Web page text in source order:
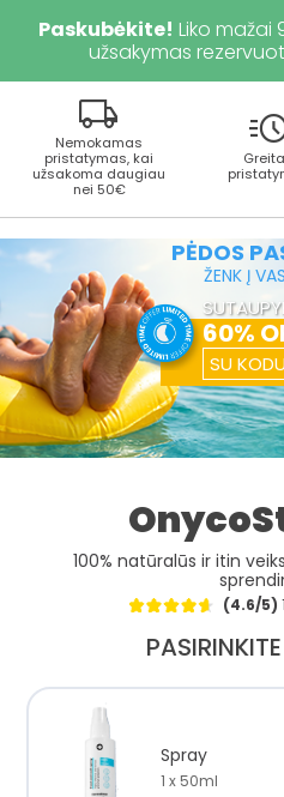
Paskubėkite! Liko mažai
užsakymas
Nemokamas
pristatymas, kai
užsakoma daugiau
nei 50€
local_shipping
PĖDOS
ŽENK Į
60%
SU
100% natūralūs ir itin
(4.6/5)
Spray
1 x 50ml